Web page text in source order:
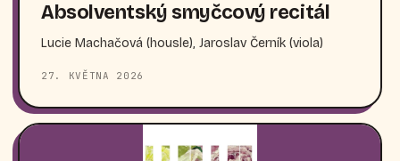
Absolventský smyčcový recitál
Lucie Machačová (housle), Jaroslav Černík (viola)
27. KVĚTNA 2026